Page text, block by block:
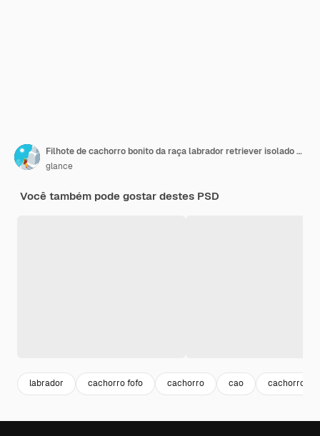
Filhote de cachorro bonito da raça labrador retriever isolado em um fundo transparente
glance
Você também pode gostar destes PSD
labrador cachorro fofo cachorro cao cachorro